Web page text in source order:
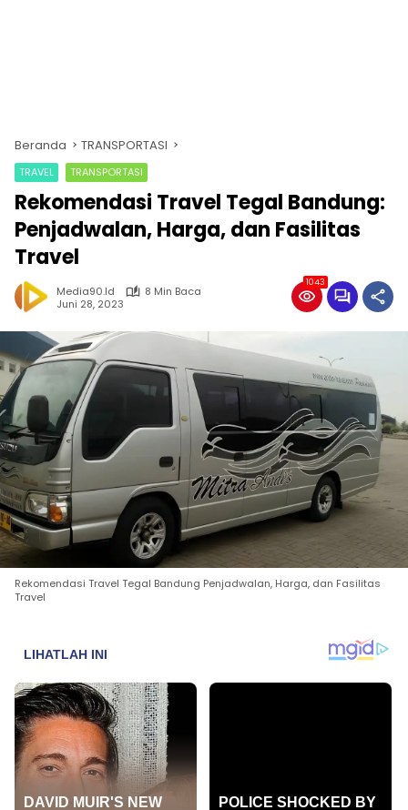
Beranda TRANSPORTASI
TRAVEL TRANSPORTASI
Rekomendasi Travel Tegal Bandung:
Penjadwalan, Harga, dan Fasilitas
Travel
Media90.id
8 Min Baca
Juni 28, 2023
1043
Rekomendasi Travel Tegal Bandung Penjadwalan, Harga, dan Fasilitas
Travel